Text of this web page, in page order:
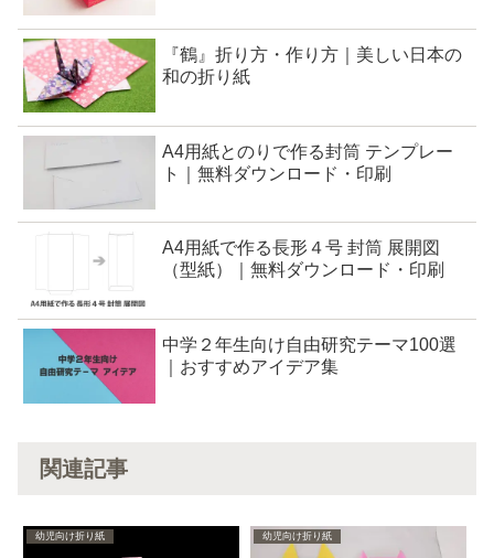
『鶴』折り方・作り方｜美しい日本の
和の折り紙
A4用紙とのりで作る封筒 テンプレー
ト｜無料ダウンロード・印刷
A4用紙で作る長形４号 封筒 展開図
（型紙）｜無料ダウンロード・印刷
中学２年生向け自由研究テーマ100選
｜おすすめアイデア集
関連記事
幼児向け折り紙 幼児向け折り紙